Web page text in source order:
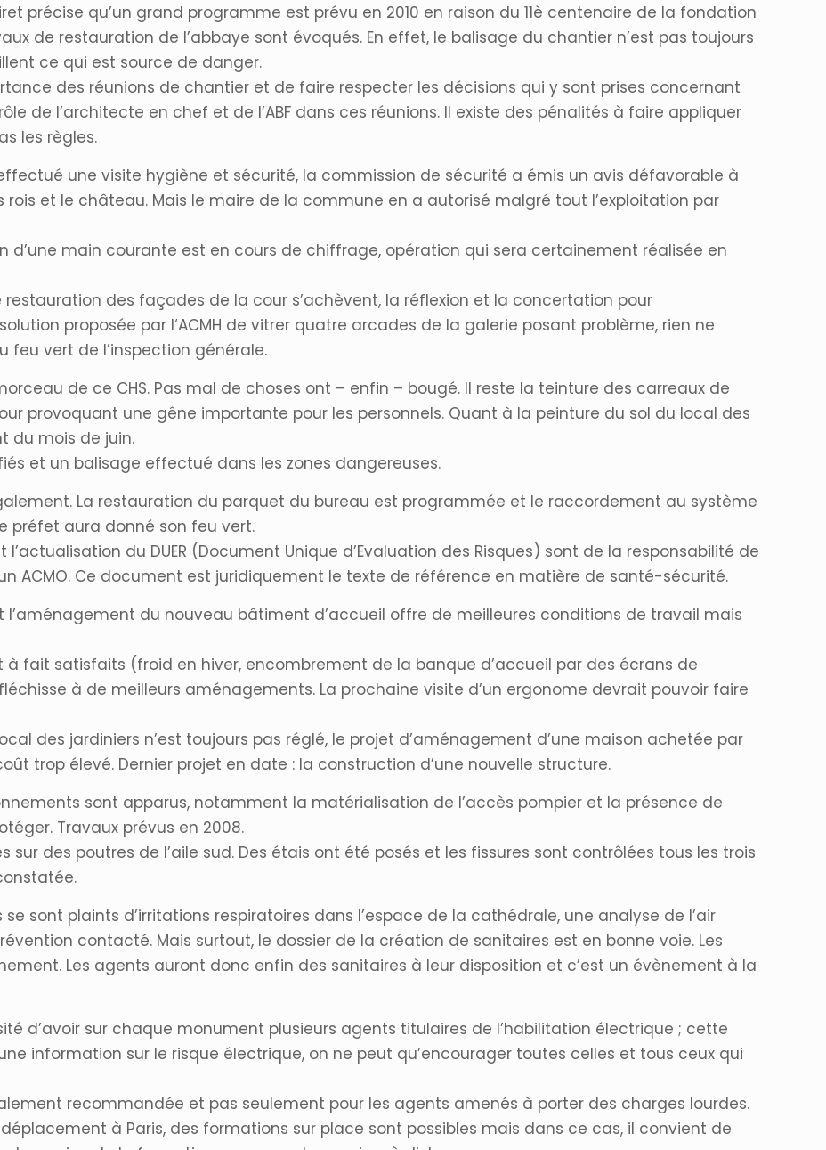
précise qu’un grand programme est prévu en 2010 en raison du 11è centenaire de la fondation
de restauration de l’abbaye sont évoqués. En effet, le balisage du chantier n’est pas toujours
ce qui est source de danger.
des réunions de chantier et de faire respecter les décisions qui y sont prises concernant
de l’architecte en chef et de l’ABF dans ces réunions. Il existe des pénalités à faire appliquer
les règles.
une visite hygiène et sécurité, la commission de sécurité a émis un avis défavorable à
rois et le château. Mais le maire de la commune en a autorisé malgré tout l’exploitation par
d’une main courante est en cours de chiffrage, opération qui sera certainement réalisée en
des façades de la cour s’achèvent, la réflexion et la concertation pour
proposée par l‘ACMH de vitrer quatre arcades de la galerie posant problème, rien ne
feu vert de l’inspection générale.
de ce CHS. Pas mal de choses ont – enfin – bougé. Il reste la teinture des carreaux de
provoquant une gêne importante pour les personnels. Quant à la peinture du sol du local des
du mois de juin.
et un balisage effectué dans les zones dangereuses.
La restauration du parquet du bureau est programmée et le raccordement au système
préfet aura donné son feu vert.
l’actualisation du DUER (Document Unique d’Evaluation des Risques) sont de la responsabilité de
ACMO. Ce document est juridiquement le texte de référence en matière de santé-sécurité.
l’aménagement du nouveau bâtiment d’accueil offre de meilleures conditions de travail mais
fait satisfaits (froid en hiver, encombrement de la banque d’accueil par des écrans de
à de meilleurs aménagements. La prochaine visite d’un ergonome devrait pouvoir faire
des jardiniers n’est toujours pas réglé, le projet d’aménagement d’une maison achetée par
trop élevé. Dernier projet en date : la construction d’une nouvelle structure.
sont apparus, notamment la matérialisation de l’accès pompier et la présence de
Travaux prévus en 2008.
sur des poutres de l’aile sud. Des étais ont été posés et les fissures sont contrôlées tous les trois
se sont plaints d’irritations respiratoires dans l’espace de la cathédrale, une analyse de l’air
contacté. Mais surtout, le dossier de la création de sanitaires est en bonne voie. Les
Les agents auront donc enfin des sanitaires à leur disposition et c’est un évènement à la
d’avoir sur chaque monument plusieurs agents titulaires de l’habilitation électrique ; cette
information sur le risque électrique, on ne peut qu’encourager toutes celles et tous ceux qui
recommandée et pas seulement pour les agents amenés à porter des charges lourdes.
à Paris, des formations sur place sont possibles mais dans ce cas, il convient de